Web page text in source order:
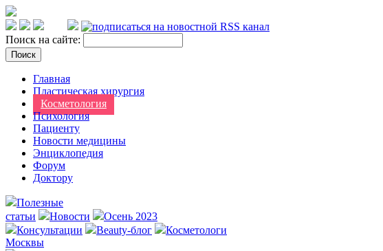
Поиск на сайте:
Главная
Пластическая хирургия
Косметология
Психология
Пациенту
Новости медицины
Энциклопедия
Форум
Доктору
Полезные
статьи
Новости
Осень 2023
Консультации
Beauty-блог
Косметологи
Москвы